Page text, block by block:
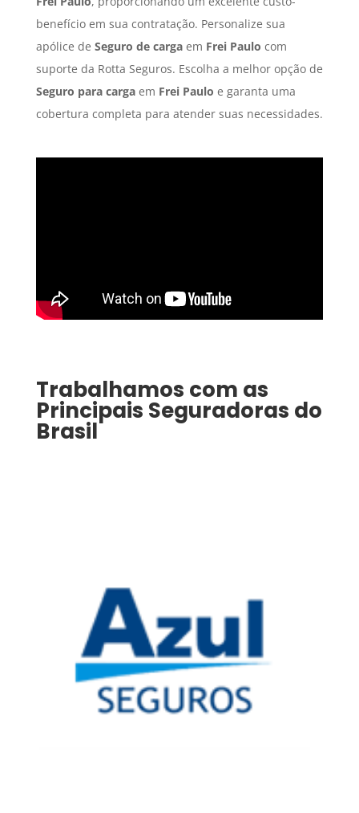
benefício em sua contratação. Personalize sua
apólice de Seguro de cargaem Frei Paulo com
suporte da Rotta Seguros. Escolha a melhor opção de
Seguro para cargaem Frei Paulo e garanta uma
cobertura completa para atender suas necessidades.
Trabalhamos com as
Principais Seguradoras do
Brasil